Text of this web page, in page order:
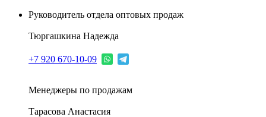
Руководитель отдела оптовых продаж
Тюргашкина Надежда
+7 920 670-10-09
Менеджеры по продажам
Тарасова Анастасия